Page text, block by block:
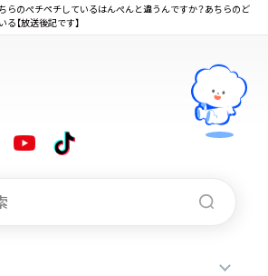
らのぺチペチしているはんぺんと違うんですか？あちらのど
【放送後記です】